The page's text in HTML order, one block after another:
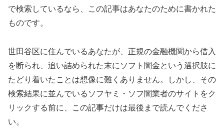
で検索しているなら、この記事はあなたのために書かれた
ものです。
世田谷区に住んでいるあなたが、正規の金融機関から借入
を断られ、追い詰められた末にソフト闇金という選択肢に
たどり着いたことは想像に難くありません。しかし、その
検索結果に並んでいるソフヤミ・ソフ闇業者のサイトをク
リックする前に、この記事だけは最後まで読んでくださ
い。